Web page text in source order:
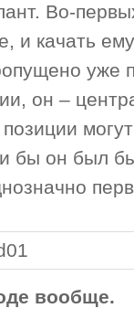
Во-
и качать
уже
он –
бы он был
вообще.